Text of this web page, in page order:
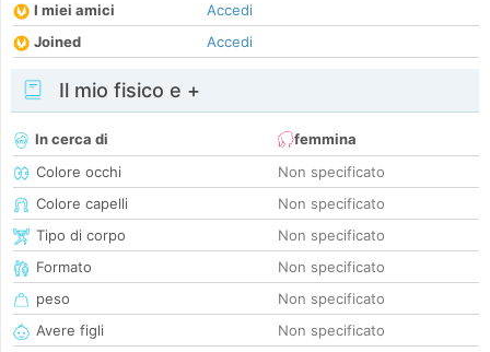
I miei amici
Accedi
Joined
Accedi
Il mio fisico e +
In cerca di
femmina
Colore occhi
Non specificato
Colore capelli
Non specificato
Tipo di corpo
Non specificato
Formato
Non specificato
peso
Non specificato
Avere figli
Non specificato